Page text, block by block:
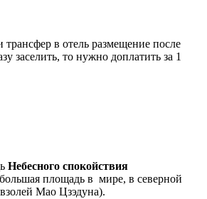
трансфер в отель размещение после
заселить, то нужно доплатить за 1
Небесного спокойствия
площадь в мире, в северной
Мао Цзэдуна).